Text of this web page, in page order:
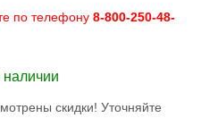
по телефону 8-800-250-48-
наличии
скидки! Уточняйте